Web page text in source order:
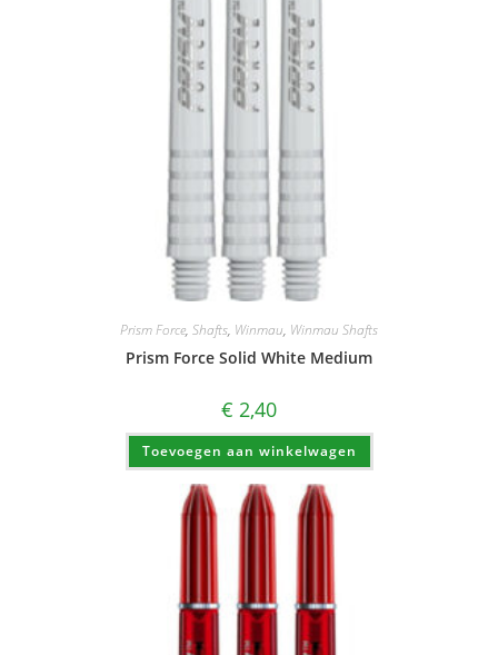
Prism Force, Shafts, Winmau, Winmau Shafts
Prism Force Solid White Medium
€ 2,40
Toevoegen aan winkelwagen